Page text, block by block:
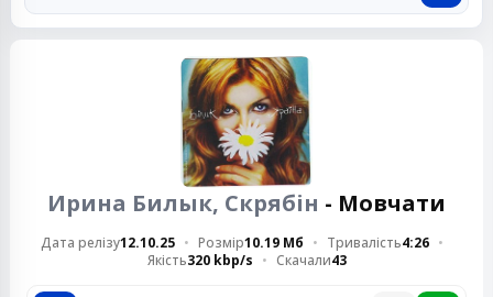
Ирина Билык, Скрябін - Мовчати
Дата релізу12.10.25 Розмір10.19 Мб Тривалість4:26
Якість320 kbp/s Скачали43